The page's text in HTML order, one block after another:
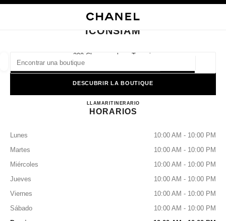
las sugerencias se muestran debajo de esta barra de búsqueda
0 Sugerencias disponibles
CERRAR TARJETA DE BOUTIQUE ICONSIAM
ICONSIAM
299 Charoennakorn Tonsai,
10600 Bangkok, Klongsan
DESCUBRIR LA BOUTIQUE
LLAMAR+66 2508 8996
ITINERARIOICONSIAM
HORARIOS
Lunes
10:00 AM - 10:00 PM
Martes
10:00 AM - 10:00 PM
Miércoles
10:00 AM - 10:00 PM
Jueves
10:00 AM - 10:00 PM
Viernes
10:00 AM - 10:00 PM
Sábado
10:00 AM - 10:00 PM
resultado de los filtros por: RELOJERÍA Y JOYERÍA